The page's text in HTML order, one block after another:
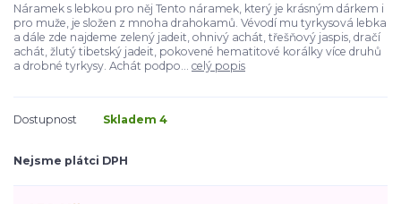
Náramek s lebkou pro něj Tento náramek, který je krásným dárkem i
pro muže, je složen z mnoha drahokamů. Vévodí mu tyrkysová lebka
a dále zde najdeme zelený jadeit, ohnivý achát, třešňový jaspis, dračí
achát, žlutý tibetský jadeit, pokovené hematitové korálky více druhů
a drobné tyrkysy. Achát podpo... celý popis
Dostupnost Skladem 4
Nejsme plátci DPH